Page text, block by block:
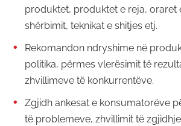
produktet, produktet e reja, oraret
shërbimit, teknikat e shitjes etj.
Rekomandon ndryshime në
politika, përmes vlerësimit të
zhvillimeve të konkurrentëve.
Zgjidh ankesat e konsumatorëve
të problemeve, zhvillimit të